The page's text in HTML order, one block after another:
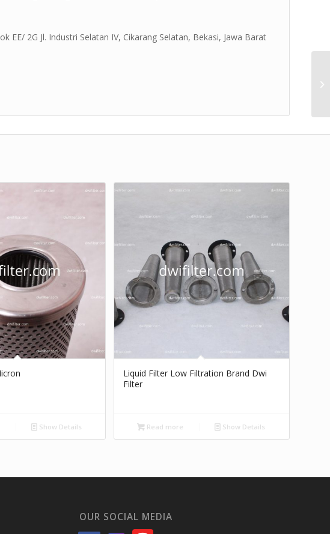
EE/ 2G Jl. Industri Selatan IV, Cikarang Selatan, Bekasi, Jawa Barat
Show Details
Liquid Filter Low Filtration Brand Dwi
Filter
Read more Show Details
OUR SOCIAL MEDIA